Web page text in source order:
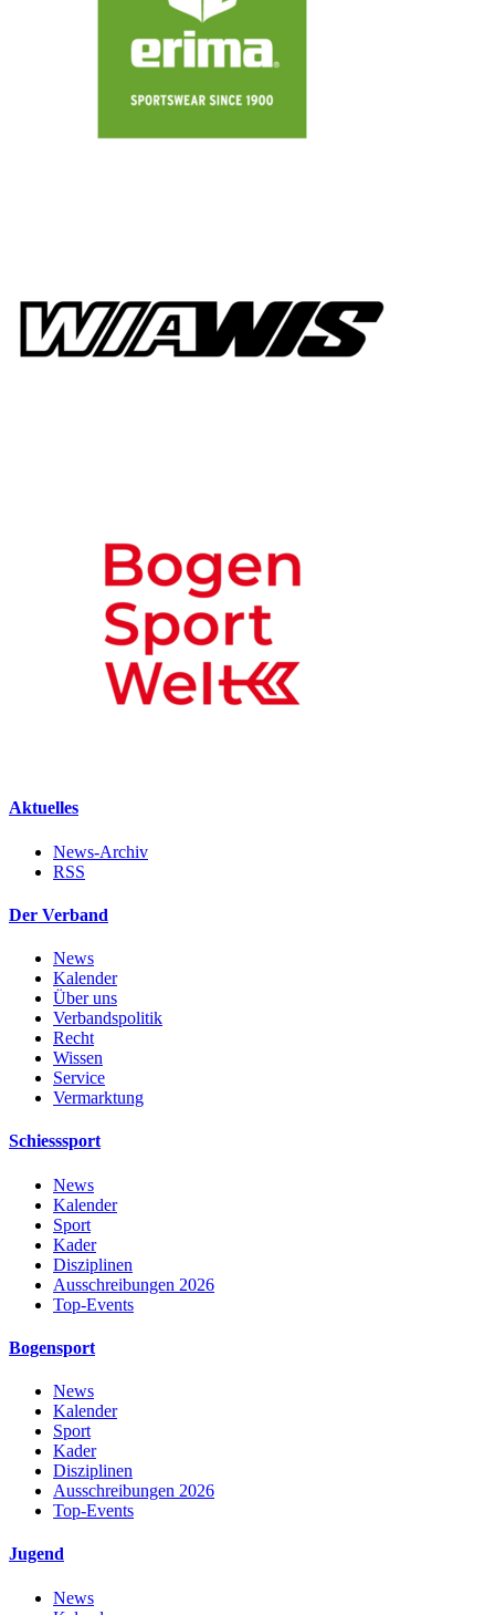
Aktuelles
News-Archiv
RSS
Der Verband
News
Kalender
Über uns
Verbandspolitik
Recht
Wissen
Service
Vermarktung
Schiesssport
News
Kalender
Sport
Kader
Disziplinen
Ausschreibungen 2026
Top-Events
Bogensport
News
Kalender
Sport
Kader
Disziplinen
Ausschreibungen 2026
Top-Events
Jugend
News